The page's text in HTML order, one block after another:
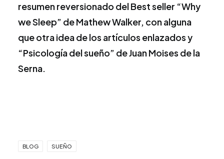
resumen reversionado del Best seller “Why
we Sleep” de Mathew Walker, con alguna
que otra idea de los artículos enlazados y
“Psicología del sueño” de Juan Moises de la
Serna.
BLOG SUEÑO